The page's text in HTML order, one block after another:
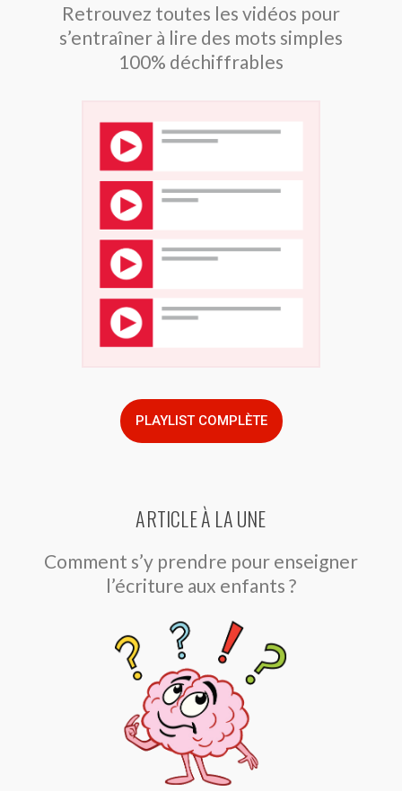
Retrouvez toutes les vidéos pour
s’entraîner à lire des mots simples
100% déchiffrables
PLAYLIST COMPLÈTE
ARTICLE À LA UNE
Comment s’y prendre pour enseigner
l’écriture aux enfants ?